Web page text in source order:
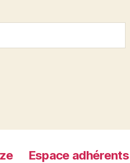
Espace adhérents